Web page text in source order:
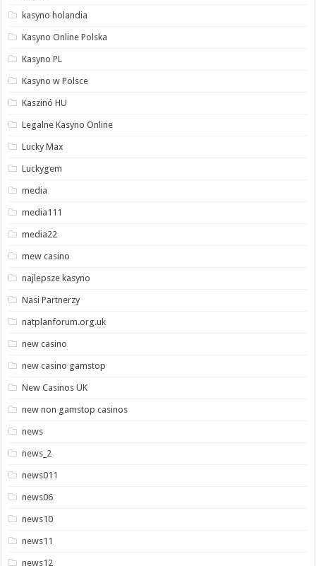
kasyno holandia
Kasyno Online Polska
Kasyno PL
Kasyno w Polsce
Kaszinó HU
Legalne Kasyno Online
Lucky Max
Luckygem
media
media111
media22
mew casino
najlepsze kasyno
Nasi Partnerzy
natplanforum.org.uk
new casino
new casino gamstop
New Casinos UK
new non gamstop casinos
news
news_2
news011
news06
news10
news11
news12